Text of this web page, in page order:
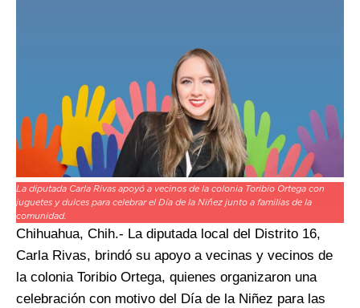
La diputada Carla Rivas apoyó a vecinos de la colonia Toribio Ortega con
juguetes y dulces para celebrar el Día de la Niñez junto a familias de la
comunidad.
Chihuahua, Chih.- La diputada local del Distrito 16,
Carla Rivas, brindó su apoyo a vecinas y vecinos de
la colonia Toribio Ortega, quienes organizaron una
celebración con motivo del Día de la Niñez para las